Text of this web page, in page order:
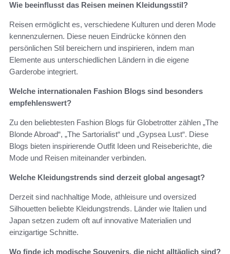
Wie beeinflusst das Reisen meinen Kleidungsstil?
Reisen ermöglicht es, verschiedene Kulturen und deren Mode
kennenzulernen. Diese neuen Eindrücke können den
persönlichen Stil bereichern und inspirieren, indem man
Elemente aus unterschiedlichen Ländern in die eigene
Garderobe integriert.
Welche internationalen Fashion Blogs sind besonders
empfehlenswert?
Zu den beliebtesten Fashion Blogs für Globetrotter zählen „The
Blonde Abroad“, „The Sartorialist“ und „Gypsea Lust“. Diese
Blogs bieten inspirierende Outfit Ideen und Reiseberichte, die
Mode und Reisen miteinander verbinden.
Welche Kleidungstrends sind derzeit global angesagt?
Derzeit sind nachhaltige Mode, athleisure und oversized
Silhouetten beliebte Kleidungstrends. Länder wie Italien und
Japan setzen zudem oft auf innovative Materialien und
einzigartige Schnitte.
Wo finde ich modische Souvenirs, die nicht alltäglich sind?